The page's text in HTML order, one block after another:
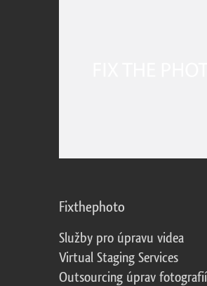
Fixthephoto
Služby pro úpravu videa
Virtual Staging Services
Outsourcing úprav fotografií